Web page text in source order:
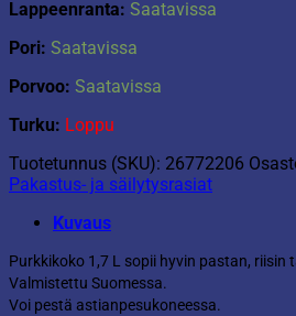
Lappeenranta: Saatavissa
Pori: Saatavissa
Porvoo: Saatavissa
Turku: Loppu
Tuotetunnus (SKU): 26772206
Pakastus- ja säilytysrasiat
Kuvaus
Purkkikoko 1,7 L sopii hyvin pastan, riisin
Valmistettu Suomessa.
Voi pestä astianpesukoneessa.